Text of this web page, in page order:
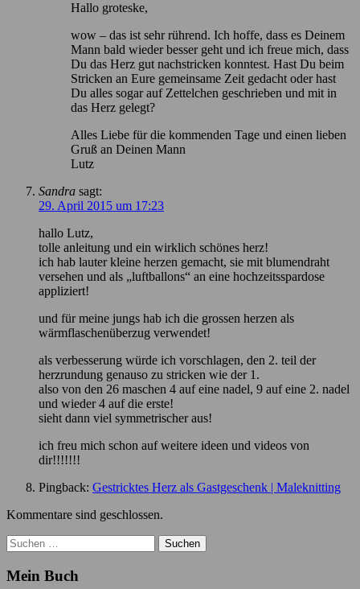
Hallo groteske,
wow – das ist sehr rührend. Ich hoffe, dass es Deinem
Mann bald wieder besser geht und ich freue mich, dass
Du das Herz gut nachstricken konntest. Hast Du beim
Stricken an Eure gemeinsame Zeit gedacht oder hast
Du alles sogar auf Zettelchen geschrieben und mit in
das Herz gelegt?
Alles Liebe für die kommenden Tage und einen lieben
Gruß an Deinen Mann
Lutz
Sandra sagt:
29. April 2015 um 17:23
hallo Lutz,
tolle anleitung und ein wirklich schönes herz!
ich hab lauter kleine herzen gemacht, sie mit blumendraht
versehen und als „luftballons“ an eine hochzeitsspardose
appliziert!
und für meine jungs hab ich die grossen herzen als
wärmflaschenüberzug verwendet!
als verbesserung würde ich vorschlagen, den 2. teil der
herzrundung genauso zu stricken wie der 1.
also von den 26 maschen 4 auf eine nadel, 9 auf eine 2. nadel
und wieder 4 auf die erste!
sieht dann viel symmetrischer aus!
ich freu mich schon auf weitere ideen und videos von
dir!!!!!!!
Pingback: Gestricktes Herz als Gastgeschenk | Maleknitting
Kommentare sind geschlossen.
Suchen
nach:
Mein Buch